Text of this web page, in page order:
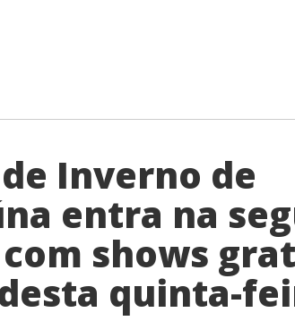
Inverno de
entra na
shows
quinta-